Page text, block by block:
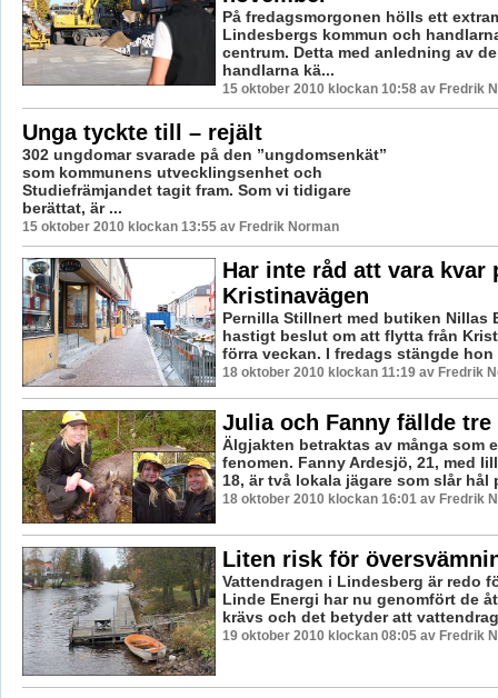
På fredagsmorgonen hölls ett
Lindesbergs kommun och
centrum. Detta med anledning av
handlarna kä...
15 oktober 2010 klockan 10:58 av Fredrik
Unga tyckte till – rejält
302 ungdomar svarade på den ”ungdomsenkät”
som kommunens utvecklingsenhet och
Studiefrämjandet tagit fram. Som vi tidigare
berättat, är ...
15 oktober 2010 klockan 13:55 av Fredrik Norman
Har inte råd att vara kvar
Kristinavägen
Pernilla Stillnert med butiken Nillas
hastigt beslut om att flytta från
förra veckan. I fredags stängde
18 oktober 2010 klockan 11:19 av Fredrik
Julia och Fanny fällde tre
Älgjakten betraktas av många som
fenomen. Fanny Ardesjö, 21, med
18, är två lokala jägare som slår hål
18 oktober 2010 klockan 16:01 av Fredrik
Liten risk för
Vattendragen i Lindesberg är redo
Linde Energi har nu genomfört de
krävs och det betyder att
19 oktober 2010 klockan 08:05 av Fredrik